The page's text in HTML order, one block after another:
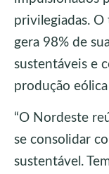
privilegiadas.
gera 98% de
sustentáveis e
produção
“O Nordeste
se consolidar
sustentável.